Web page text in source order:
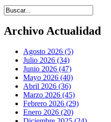
Introduce términos de búsqueda
Archivo Actualidad
Agosto 2026 (5)
Julio 2026 (34)
Junio 2026 (47)
Mayo 2026 (40)
Abril 2026 (36)
Marzo 2026 (45)
Febrero 2026 (29)
Enero 2026 (20)